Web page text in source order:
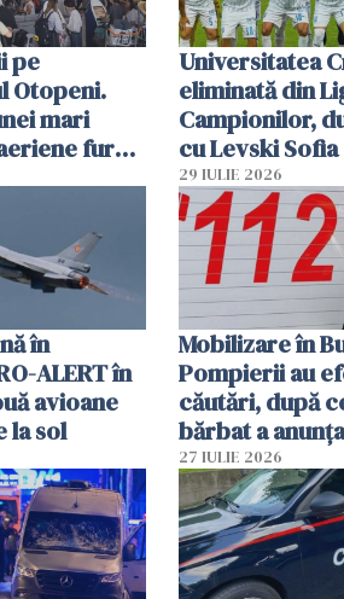
pe
Otopeni.
mari
furau
și
Universitatea
eliminată din
Campionilor,
cu Levski Sofia
29 IULIE 2026
în
ALERT în
avioane
la sol
Mobilizare în
Pompierii au
căutări, după
bărbat a
că a văzut un
luminos
27 IULIE 2026